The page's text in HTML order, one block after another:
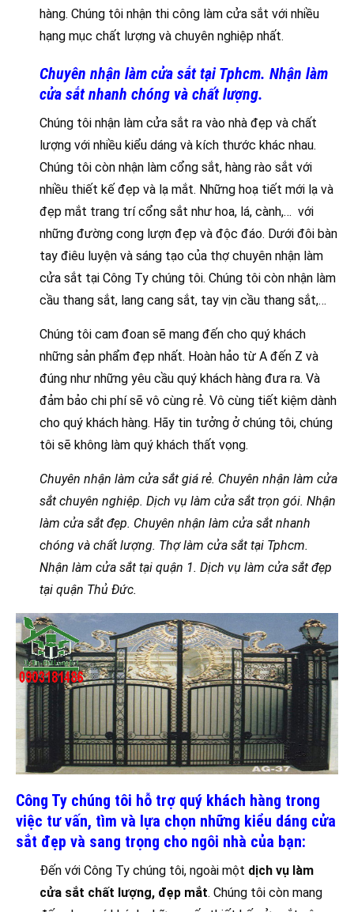
hàng. Chúng tôi nhận thi công làm cửa sắt với nhiều
hạng mục chất lượng và chuyên nghiệp nhất.
Chuyên nhận làm cửa sắt tại Tphcm. Nhận làm
cửa sắt nhanh chóng và chất lượng.
Chúng tôi nhận làm cửa sắt ra vào nhà đẹp và chất
lượng với nhiều kiểu dáng và kích thước khác nhau.
Chúng tôi còn nhận làm cổng sắt, hàng rào sắt với
nhiều thiết kế đẹp và lạ mắt. Những hoạ tiết mới lạ và
đẹp mắt trang trí cổng sắt như hoa, lá, cành,… với
những đường cong lượn đẹp và độc đáo. Dưới đôi bàn
tay điêu luyện và sáng tạo của thợ chuyên nhận làm
cửa sắt tại Công Ty chúng tôi. Chúng tôi còn nhận làm
cầu thang sắt, lang cang sắt, tay vịn cầu thang sắt,…
Chúng tôi cam đoan sẽ mang đến cho quý khách
những sản phẩm đẹp nhất. Hoàn hảo từ A đến Z và
đúng như những yêu cầu quý khách hàng đưa ra. Và
đảm bảo chi phí sẽ vô cùng rẻ. Vô cùng tiết kiệm dành
cho quý khách hàng. Hãy tin tưởng ở chúng tôi, chúng
tôi sẽ không làm quý khách thất vọng.
Chuyên nhận làm cửa sắt giá rẻ. Chuyên nhận làm cửa
sắt chuyên nghiệp. Dịch vụ làm cửa sắt trọn gói. Nhận
làm cửa sắt đẹp. Chuyên nhận làm cửa sắt nhanh
chóng và chất lượng. Thợ làm cửa sắt tại Tphcm.
Nhận làm cửa sắt tại quận 1. Dịch vụ làm cửa sắt đẹp
tại quận Thủ Đức.
Công Ty chúng tôi hỗ trợ quý khách hàng trong
việc tư vấn, tìm và lựa chọn những kiểu dáng cửa
sắt đẹp và sang trọng cho ngôi nhà của bạn:
Đến với Công Ty chúng tôi, ngoài một dịch vụ làm
cửa sắt chất lượng, đẹp mắt. Chúng tôi còn mang